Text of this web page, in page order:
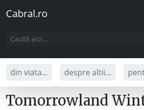
Cabral.ro
din viata... despre altii...
Tomorrowland